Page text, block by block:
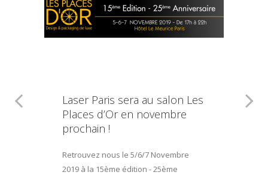
Laser Paris sera au salon Les
Places d’Or en novembre
prochain !
Retrouvez nous le 5/6/7 Novembre
2019 à la 15ème édition - 25ème